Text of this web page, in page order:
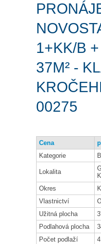
1+KK/B
37M² -
00275
Cena
Kategorie
Lokalita
Okres
Vlastnictví
Užitná plocha
Podlahová plocha
Počet podlaží
4